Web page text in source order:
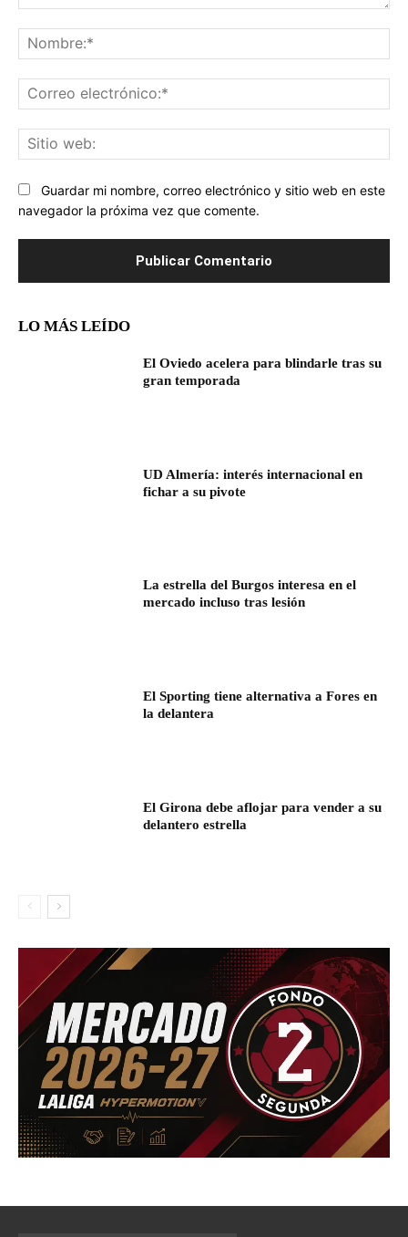
Guardar mi nombre, correo electrónico y sitio web en este
navegador la próxima vez que comente.
LO MÁS LEÍDO
El Oviedo acelera para blindarle tras su
gran temporada
UD Almería: interés internacional en
fichar a su pivote
La estrella del Burgos interesa en el
mercado incluso tras lesión
El Sporting tiene alternativa a Fores en
la delantera
El Girona debe aflojar para vender a su
delantero estrella